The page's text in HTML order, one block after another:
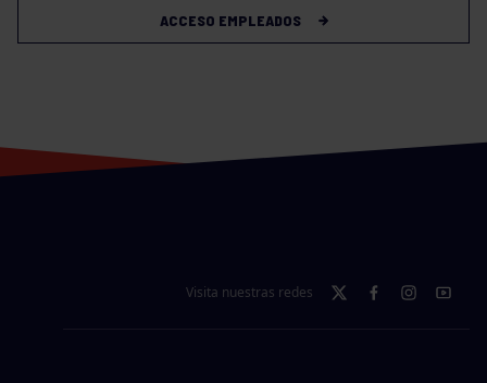
ACCESO EMPLEADOS
Visita nuestras redes